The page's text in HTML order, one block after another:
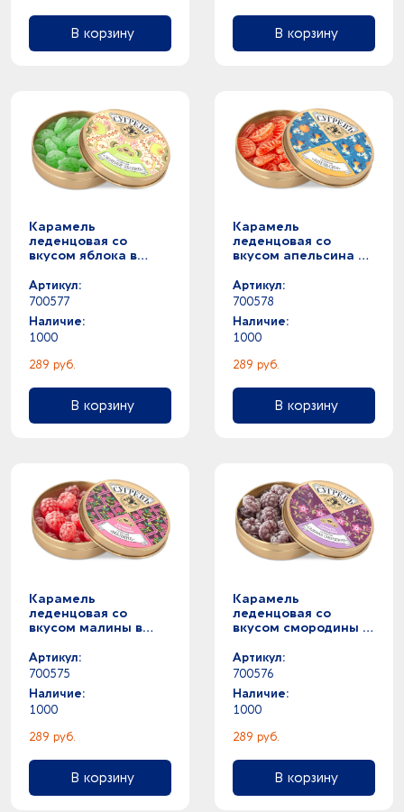
В корзину В корзину
Карамель
леденцовая со
вкусом яблока в
Артикул:
700577
Наличие:
1000
289 руб.
В корзину
Карамель
леденцовая со
вкусом апельсина в
Артикул:
700578
Наличие:
1000
289 руб.
В корзину
Карамель
леденцовая со
вкусом малины в
Артикул:
700575
Наличие:
1000
289 руб.
В корзину
Карамель
леденцовая со
вкусом смородины в
Артикул:
700576
Наличие:
1000
289 руб.
В корзину